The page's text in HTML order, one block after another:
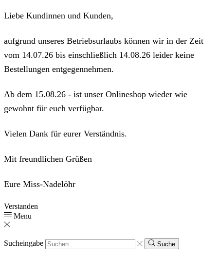
Liebe Kundinnen und Kunden,
aufgrund unseres Betriebsurlaubs können wir in der Zeit
vom 14.07.26 bis einschließlich 14.08.26 leider keine
Bestellungen entgegennehmen.
Ab dem 15.08.26 - ist unser Onlineshop wieder wie
gewohnt für euch verfügbar.
Vielen Dank für eurer Verständnis.
Mit freundlichen Grüßen
Eure Miss-Nadelöhr
Verstanden
Menu
Sucheingabe Suche